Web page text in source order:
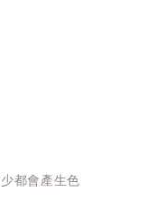
都會產生色